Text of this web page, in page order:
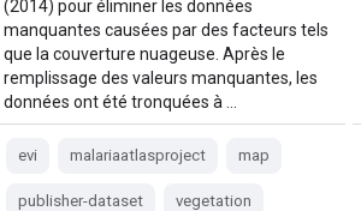
(2014) pour éliminer les données
manquantes causées par des facteurs tels
que la couverture nuageuse. Après le
remplissage des valeurs manquantes, les
données ont été tronquées à …
evi malariaatlasproject map
publisher-dataset vegetation